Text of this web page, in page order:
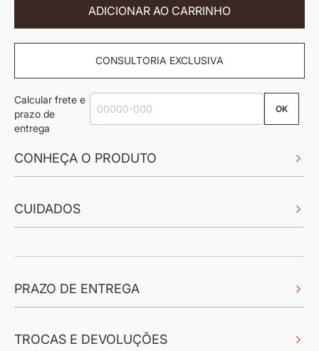
ADICIONAR AO CARRINHO
CONSULTORIA EXCLUSIVA
Calcular frete e
prazo de
entrega
OK
CONHEÇA O PRODUTO
CUIDADOS
PRAZO DE ENTREGA
TROCAS E DEVOLUÇÕES